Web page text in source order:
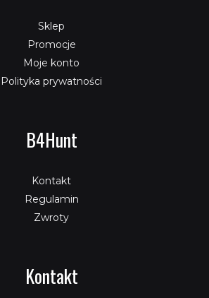
Sklep
Promocje
Moje konto
Polityka prywatności
B4Hunt
Kontakt
Regulamin
Zwroty
Kontakt